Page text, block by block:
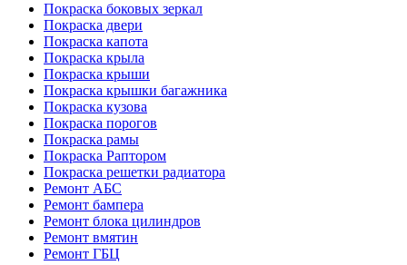
Покраска боковых зеркал
Покраска двери
Покраска капота
Покраска крыла
Покраска крыши
Покраска крышки багажника
Покраска кузова
Покраска порогов
Покраска рамы
Покраска Раптором
Покраска решетки радиатора
Ремонт АБС
Ремонт бампера
Ремонт блока цилиндров
Ремонт вмятин
Ремонт ГБЦ